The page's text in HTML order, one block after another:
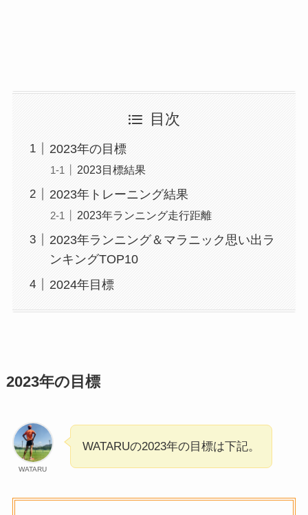
目次
2023年の目標
2023目標結果
2023年トレーニング結果
2023年ランニング走行距離
2023年ランニング＆マラニック思い出ラ
ンキングTOP10
2024年目標
2023年の目標
WATARU
WATARUの2023年の目標は下記。